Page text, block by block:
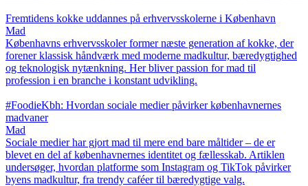
Fremtidens kokke uddannes på erhvervsskolerne i København
Mad
Københavns erhvervsskoler former næste generation af kokke, der
forener klassisk håndværk med moderne madkultur, bæredygtighed
og teknologisk nytænkning. Her bliver passion for mad til
profession i en branche i konstant udvikling.
#FoodieKbh: Hvordan sociale medier påvirker københavnernes
madvaner
Mad
Sociale medier har gjort mad til mere end bare måltider – de er
blevet en del af københavnernes identitet og fællesskab. Artiklen
undersøger, hvordan platforme som Instagram og TikTok påvirker
byens madkultur, fra trendy caféer til bæredygtige valg.